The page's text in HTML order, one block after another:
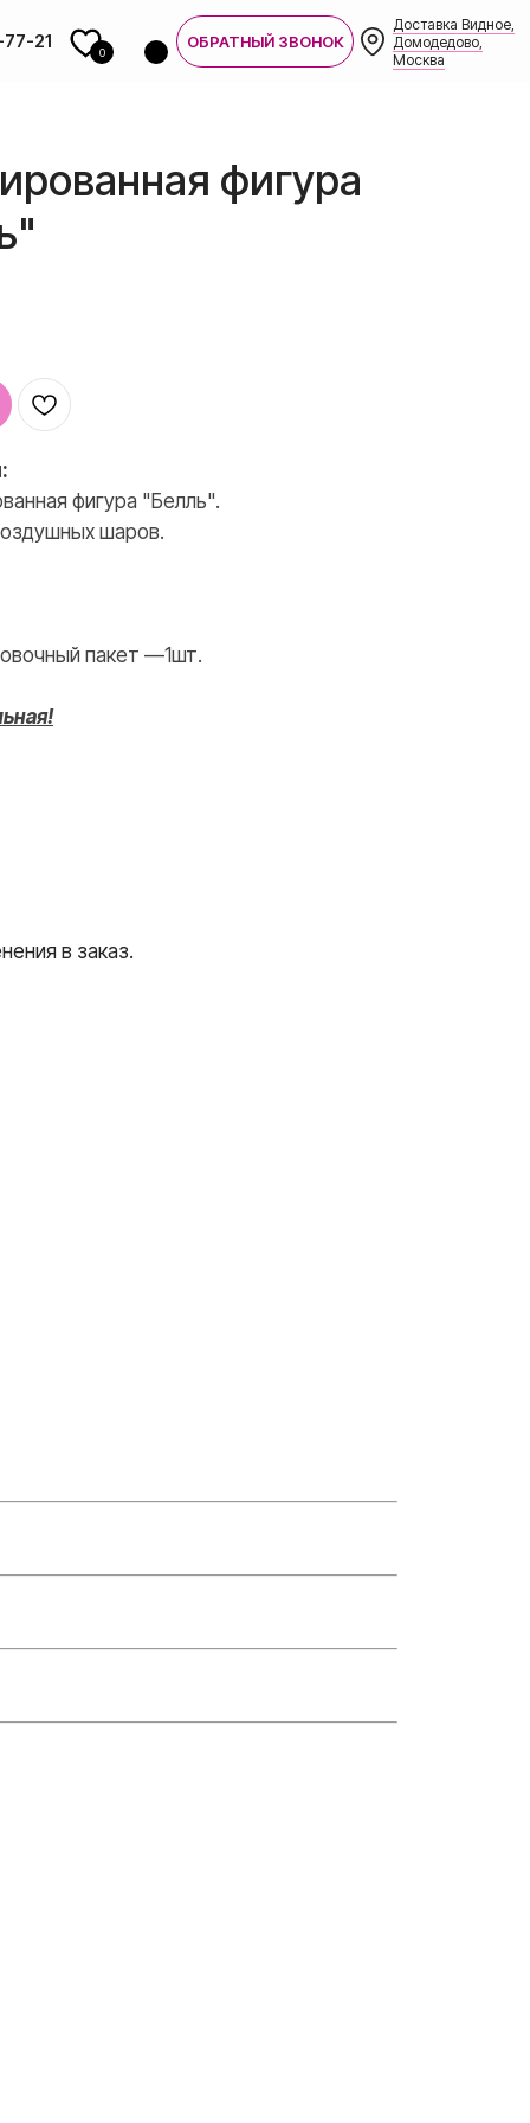
ОБРАТНЫЙ ЗВОНОК
21 0
Доставка Видное,
Домодедово,
Москва
WHATSAPP
фигура
фигура "Белль".
шаров.
пакет —1шт.
в заказ.